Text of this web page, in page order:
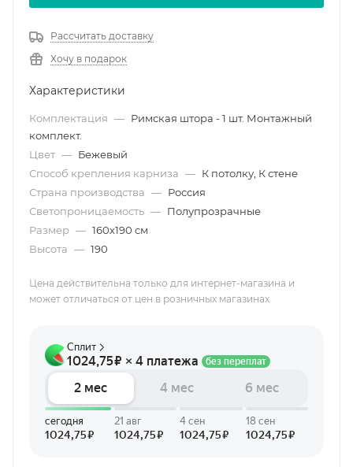
Рассчитать доставку
Хочу в подарок
Характеристики
Комплектация — Римская штора - 1 шт. Монтажный
комплект.
Цвет — Бежевый
Способ крепления карниза — К потолку, К стене
Страна производства — Россия
Светопроницаемость — Полупрозрачные
Размер — 160х190 см
Высота — 190
Цена действительна только для интернет-магазина и
может отличаться от цен в розничных магазинах